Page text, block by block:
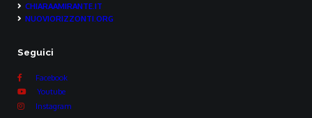
CHIARAAMIRANTE.IT
NUOVIORIZZONTI.ORG
Seguici
Facebook
Youtube
Instagram